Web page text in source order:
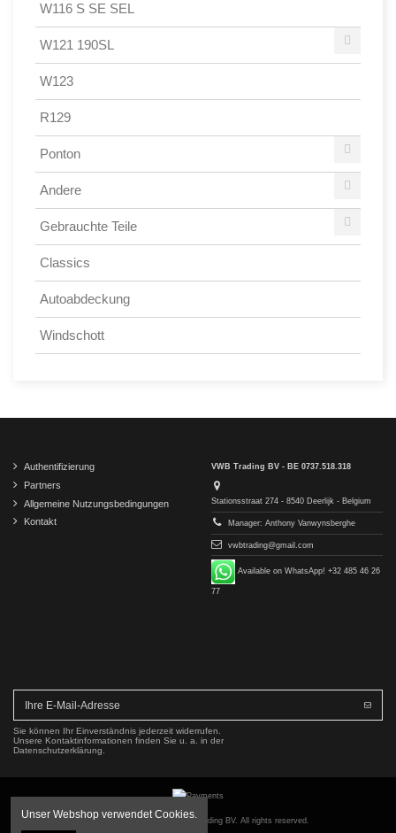
W116 S SE SEL
W121 190SL
W123
R129
Ponton
Andere
Gebrauchte Teile
Classics
Autoabdeckung
Windschott
Authentifizierung
Partners
Allgemeine Nutzungsbedingungen
Kontakt
VWB Trading BV - BE 0737.518.318
Stationsstraat 274 - 8540 Deerlijk - Belgium
Manager: Anthony Vanwynsberghe
vwbtrading@gmail.com
Available on WhatsApp! +32 485 46 26
77
Sie können Ihr Einverständnis jederzeit widerrufen.
Unsere Kontaktinformationen finden Sie u. a. in der
Datenschutzerklärung.
Copyright © 2016-2026 VWB Trading BV. All rights reserved.
Unser Webshop verwendet Cookies.